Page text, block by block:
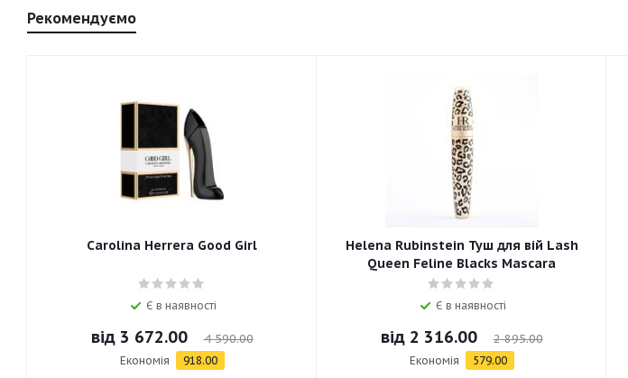
Рекомендуємо
Carolina Herrera Good Girl
Є в наявності
від 3 672.00 4 590.00
Економія 918.00
Helena Rubinstein Туш для вій Lash
Queen Feline Blacks Mascara
Є в наявності
від 2 316.00 2 895.00
Економія 579.00